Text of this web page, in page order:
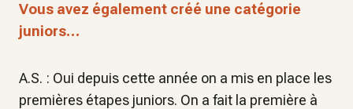
Vous avez également créé une catégorie
juniors…
A.S. : Oui depuis cette année on a mis en place les
premières étapes juniors. On a fait la première à